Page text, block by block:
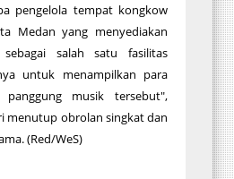
pengelola tempat kongkow
Medan yang menyediakan
salah satu fasilitas
untuk menampilkan para
musik tersebut",
menutup obrolan singkat dan
(Red/WeS)